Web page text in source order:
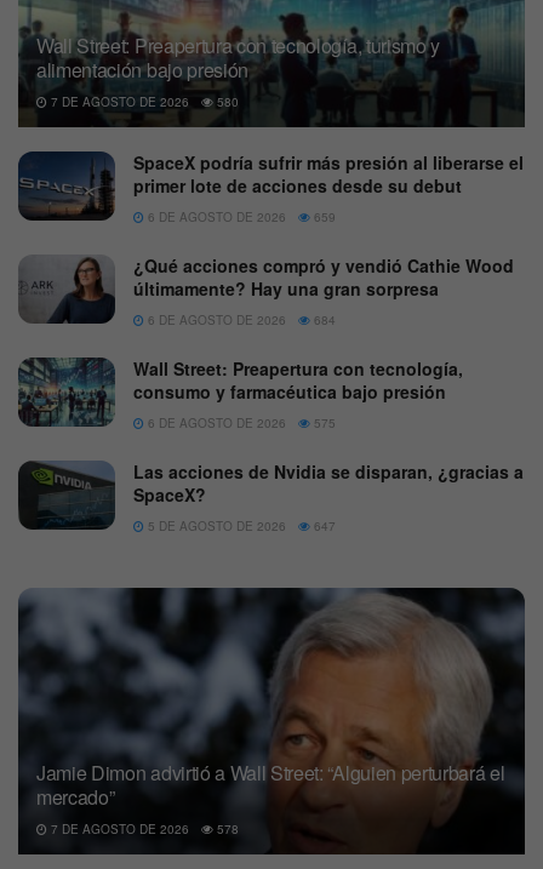
Wall Street: Preapertura con tecnología, turismo y
alimentación bajo presión
7 DE AGOSTO DE 2026 580
SpaceX podría sufrir más presión al liberarse el
primer lote de acciones desde su debut
6 DE AGOSTO DE 2026 659
¿Qué acciones compró y vendió Cathie Wood
últimamente? Hay una gran sorpresa
6 DE AGOSTO DE 2026 684
Wall Street: Preapertura con tecnología,
consumo y farmacéutica bajo presión
6 DE AGOSTO DE 2026 575
Las acciones de Nvidia se disparan, ¿gracias a
SpaceX?
5 DE AGOSTO DE 2026 647
Jamie Dimon advirtió a Wall Street: “Alguien perturbará el
mercado”
7 DE AGOSTO DE 2026 578